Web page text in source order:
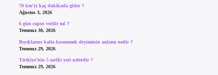
70 km’yi kaç dakikada gider ?
Ağustos 3, 2026
6 gün rapor verilir mi ?
Temmuz 30, 2026
Bıyıklarını balta kesmemek deyiminin anlamı nedir ?
Temmuz 29, 2026
Türkiye’nin 5 tarihi yeri nelerdir ?
Temmuz 29, 2026